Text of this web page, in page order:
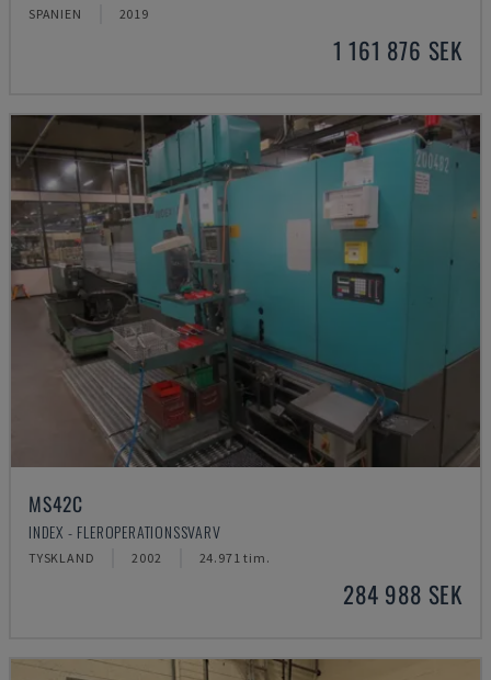
SPANIEN 2019
1 161 876 SEK
MS42C
INDEX - FLEROPERATIONSSVARV
TYSKLAND 2002 24.971 tim.
284 988 SEK